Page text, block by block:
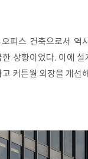
피스 건축으로서 역
상황이었다. 이에
커튼월 외장을 개선